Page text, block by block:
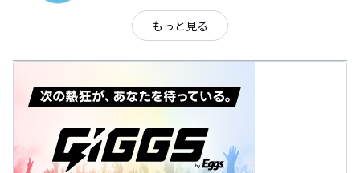
もっと見る